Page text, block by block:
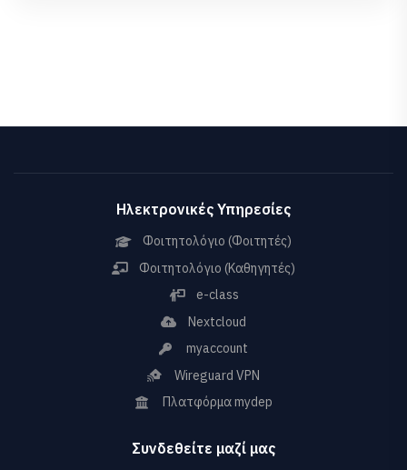
Ηλεκτρονικές Υπηρεσίες
Φοιτητολόγιο (Φοιτητές)
Φοιτητολόγιο (Καθηγητές)
e-class
Nextcloud
myaccount
Wireguard VPN
Πλατφόρμα mydep
Συνδεθείτε μαζί μας